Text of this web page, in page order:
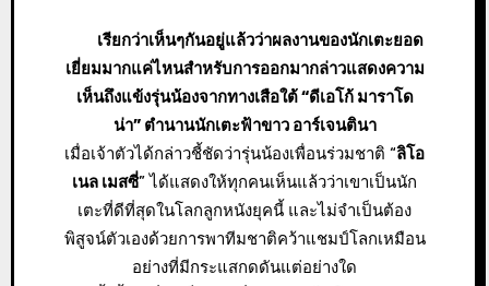
เรียกว่าเห็นๆกันอยู่แล้วว่าผลงานของนักเตะยอด
เยี่ยมมากแค่ไหนสำหรับการออกมากล่าวแสดงความ
เห็นถึงแข้งรุ่นน้องจากทางเสือใต้ “ดีเอโก้ มาราโด
น่า” ตำนานนักเตะฟ้าขาว อาร์เจนตินา
เมื่อเจ้าตัวได้กล่าวชี้ชัดว่ารุ่นน้องเพื่อนร่วมชาติ “ลิโอ
เนล เมสซี่” ได้แสดงให้ทุกคนเห็นแล้วว่าเขาเป็นนัก
เตะที่ดีที่สุดในโลกลูกหนังยุคนี้ และไม่จำเป็นต้อง
พิสูจน์ตัวเองด้วยการพาทีมชาติคว้าแชมป์โลกเหมือน
อย่างที่มีกระแสกดดันแต่อย่างใด